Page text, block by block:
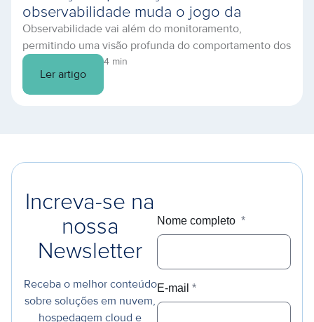
observabilidade muda o jogo da
infraestrutura em nuvem
Observabilidade vai além do monitoramento,
permitindo uma visão profunda do comportamento dos
sistemas. Descubra como prevenir falhas e otimizar
sua TI.Ler artigo
4 min
Increva-se na
nossa
Newsletter
Receba o melhor conteúdo
sobre soluções em nuvem,
hospedagem cloud e
Nome completo *
E-mail *